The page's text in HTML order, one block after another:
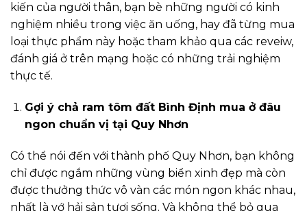
kiến của người thân, bạn bè những người có kinh
nghiệm nhiều trong việc ăn uống, hay đã từng mua
loại thực phẩm này hoặc tham khảo qua các reveiw,
đánh giá ở trên mạng hoặc có những trải nghiệm
thực tế.
Gợi ý chả ram tôm đất Bình Định mua ở đâu
ngon chuẩn vị tại Quy Nhơn
Có thể nói đến với thành phố Quy Nhơn, bạn không
chỉ được ngắm những vùng biển xinh đẹp mà còn
được thưởng thức vô vàn các món ngon khác nhau,
nhất là vớ hải sản tươi sống. Và không thể bỏ qua